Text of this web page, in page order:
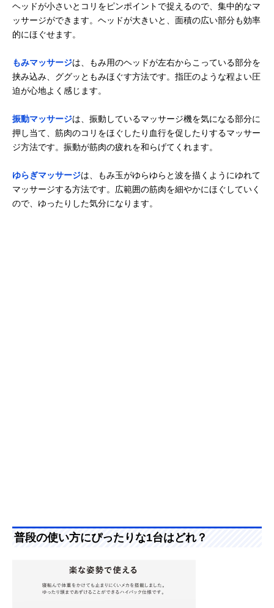
ヘッドが小さいとコリをピンポイントで捉えるので、集中的なマ
ッサージができます。ヘッドが大きいと、面積の広い部分も効率
的にほぐせます。
もみマッサージは、もみ用のヘッドが左右からこっている部分を
挟み込み、ググッともみほぐす方法です。指圧のような程よい圧
迫が心地よく感じます。
振動マッサージは、振動しているマッサージ機を気になる部分に
押し当て、筋肉のコリをほぐしたり血行を促したりするマッサー
ジ方法です。振動が筋肉の疲れを和らげてくれます。
ゆらぎマッサージは、もみ玉がゆらゆらと波を描くようにゆれて
マッサージする方法です。広範囲の筋肉を細やかにほぐしていく
ので、ゆったりした気分になります。
普段の使い方にぴったりな1台はどれ？